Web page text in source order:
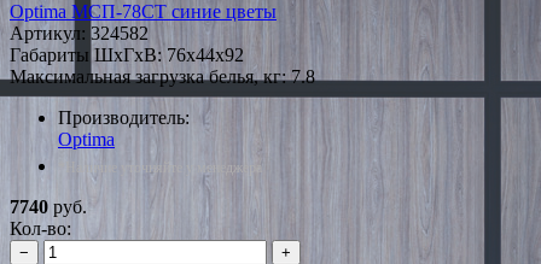
Optima МСП-78СТ синие цветы
Артикул: 324582
Габариты ШxГxВ: 76x44x92
Максимальная загрузка белья, кг: 7.8
Производитель:
Optima
*Наличие уточняйте у менеджера
7740 руб.
Кол-во:
−
+